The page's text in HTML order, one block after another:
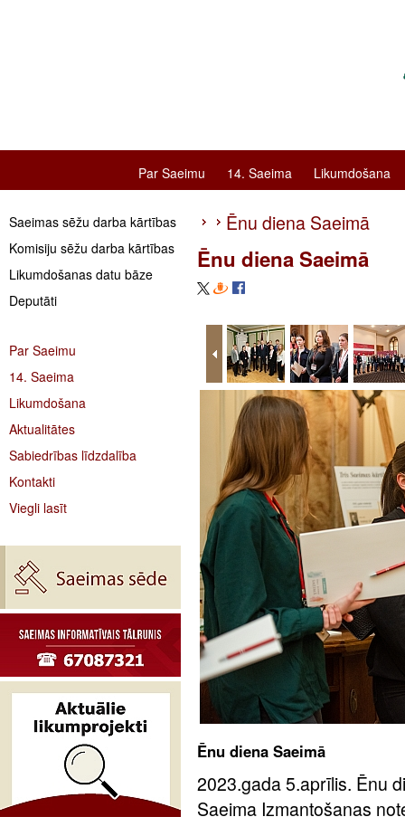
Par Saeimu 14. Saeima Likumdošana
Saeimas sēžu darba kārtības
Komisiju sēžu darba kārtības
Likumdošanas datu bāze
Deputāti
Par Saeimu
14. Saeima
Likumdošana
Aktualitātes
Sabiedrības līdzdalība
Kontakti
Viegli lasīt
Ēnu diena Saeimā
Ēnu diena Saeimā
Ēnu diena Saeimā
2023.gada 5.aprīlis. Ēnu
Saeima Izmantošanas